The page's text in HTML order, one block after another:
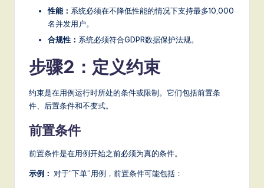
D
ig
性能： 系统必须在不降低性能的情况下支持最多10,000
名并发用户。
合规性： 系统必须符合GDPR数据保护法规。
步骤2：定义约束
约束是在用例运行时所处的条件或限制。它们包括前置条
件、后置条件和不变式。
前置条件
前置条件是在用例开始之前必须为真的条件。
示例： 对于“下单”用例，前置条件可能包括：